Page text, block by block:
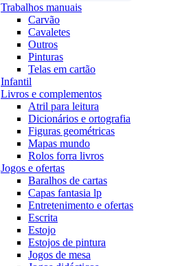
Trabalhos manuais
Carvão
Cavaletes
Outros
Pinturas
Telas em cartão
Infantil
Livros e complementos
Atril para leitura
Dicionários e ortografia
Figuras geométricas
Mapas mundo
Rolos forra livros
Jogos e ofertas
Baralhos de cartas
Capas fantasia lp
Entretenimento e ofertas
Escrita
Estojo
Estojos de pintura
Jogos de mesa